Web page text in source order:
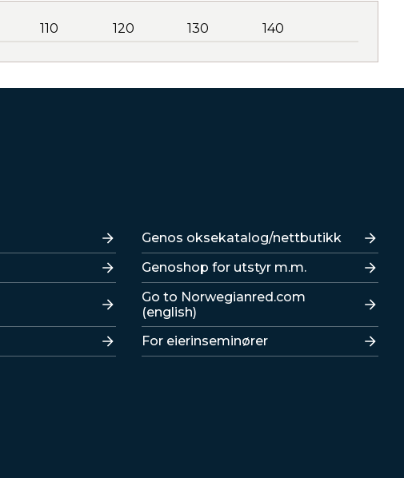
110 120 130 140
Lenker
Genos oksekatalog/nettbutikk
Genoshop for utstyr m.m.
Go to Norwegianred.com
(english)
For eierinseminører